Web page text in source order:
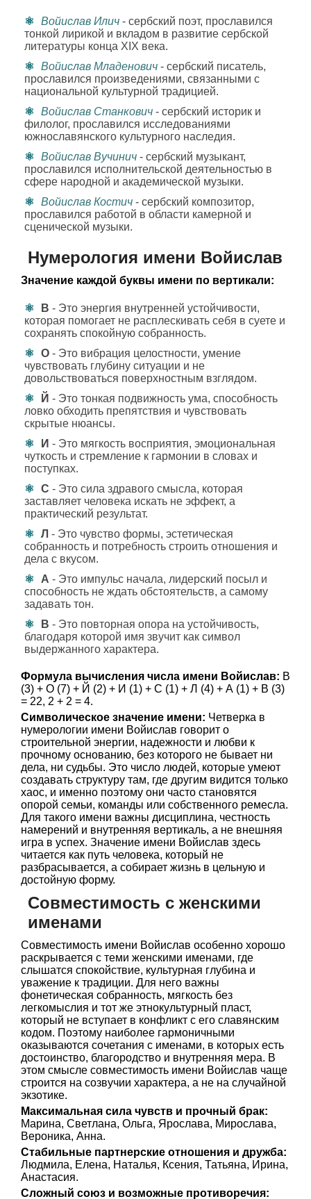
Войислав Илич - сербский поэт, прославился
тонкой лирикой и вкладом в развитие сербской
литературы конца XIX века.
Войислав Младенович - сербский писатель,
прославился произведениями, связанными с
национальной культурной традицией.
Войислав Станкович - сербский историк и
филолог, прославился исследованиями
южнославянского культурного наследия.
Войислав Вучинич - сербский музыкант,
прославился исполнительской деятельностью в
сфере народной и академической музыки.
Войислав Костич - сербский композитор,
прославился работой в области камерной и
сценической музыки.
Нумерология имени Войислав
Значение каждой буквы имени по вертикали:
В - Это энергия внутренней устойчивости,
которая помогает не расплескивать себя в суете и
сохранять спокойную собранность.
О - Это вибрация целостности, умение
чувствовать глубину ситуации и не
довольствоваться поверхностным взглядом.
Й - Это тонкая подвижность ума, способность
ловко обходить препятствия и чувствовать
скрытые нюансы.
И - Это мягкость восприятия, эмоциональная
чуткость и стремление к гармонии в словах и
поступках.
С - Это сила здравого смысла, которая
заставляет человека искать не эффект, а
практический результат.
Л - Это чувство формы, эстетическая
собранность и потребность строить отношения и
дела с вкусом.
А - Это импульс начала, лидерский посыл и
способность не ждать обстоятельств, а самому
задавать тон.
В - Это повторная опора на устойчивость,
благодаря которой имя звучит как символ
выдержанного характера.
Формула вычисления числа имени Войислав: В
(3) + О (7) + Й (2) + И (1) + С (1) + Л (4) + А (1) + В (3)
= 22, 2 + 2 = 4.
Символическое значение имени: Четверка в
нумерологии имени Войислав говорит о
строительной энергии, надежности и любви к
прочному основанию, без которого не бывает ни
дела, ни судьбы. Это число людей, которые умеют
создавать структуру там, где другим видится только
хаос, и именно поэтому они часто становятся
опорой семьи, команды или собственного ремесла.
Для такого имени важны дисциплина, честность
намерений и внутренняя вертикаль, а не внешняя
игра в успех. Значение имени Войислав здесь
читается как путь человека, который не
разбрасывается, а собирает жизнь в цельную и
достойную форму.
Совместимость с женскими
именами
Совместимость имени Войислав особенно хорошо
раскрывается с теми женскими именами, где
слышатся спокойствие, культурная глубина и
уважение к традиции. Для него важны
фонетическая собранность, мягкость без
легкомыслия и тот же этнокультурный пласт,
который не вступает в конфликт с его славянским
кодом. Поэтому наиболее гармоничными
оказываются сочетания с именами, в которых есть
достоинство, благородство и внутренняя мера. В
этом смысле совместимость имени Войислав чаще
строится на созвучии характера, а не на случайной
экзотике.
Максимальная сила чувств и прочный брак:
Марина, Светлана, Ольга, Ярослава, Мирослава,
Вероника, Анна.
Стабильные партнерские отношения и дружба:
Людмила, Елена, Наталья, Ксения, Татьяна, Ирина,
Анастасия.
Сложный союз и возможные противоречия: